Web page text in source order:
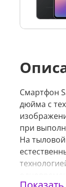
Смартфон
дюйма с
при
На